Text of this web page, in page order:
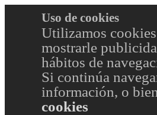
Uso de cookies
Utilizamos
mostrarle
hábitos de
Si continúa
información, o
cookies